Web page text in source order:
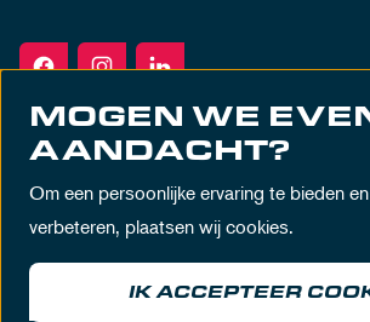
Algemene voorwaarden Privacy
MOGEN WE
AANDACHT?
Om een persoonlijke ervaring te bieden
verbeteren, plaatsen wij cookies.
IK ACCEPTEER